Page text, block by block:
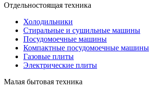
Отдельностоящая техника
Холодильники
Стиральные и сушильные машины
Посудомоечные машины
Компактные посудомоечные машины
Газовые плиты
Электрические плиты
Малая бытовая техника